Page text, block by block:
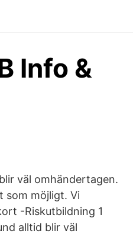
Info &
väl omhändertagen.
som möjligt. Vi
-Riskutbildning 1
alltid blir väl